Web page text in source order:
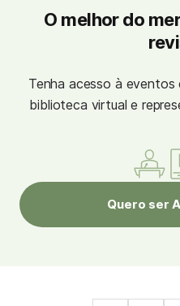
O melhor do
Tenha acesso à
biblioteca virtual e
Quero ser